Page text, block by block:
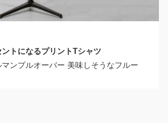
トになるプリントTシャツ
ンプルオーバー 美味しそうなフルー